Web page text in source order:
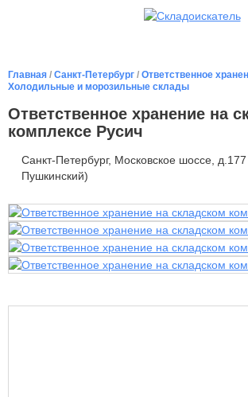
Главная / Санкт-Петербург / Ответственное
Холодильные и морозильные склады
Ответственное хранение на
комплексе Русич
Санкт-Петербург, Московское шоссе,
Пушкинский)